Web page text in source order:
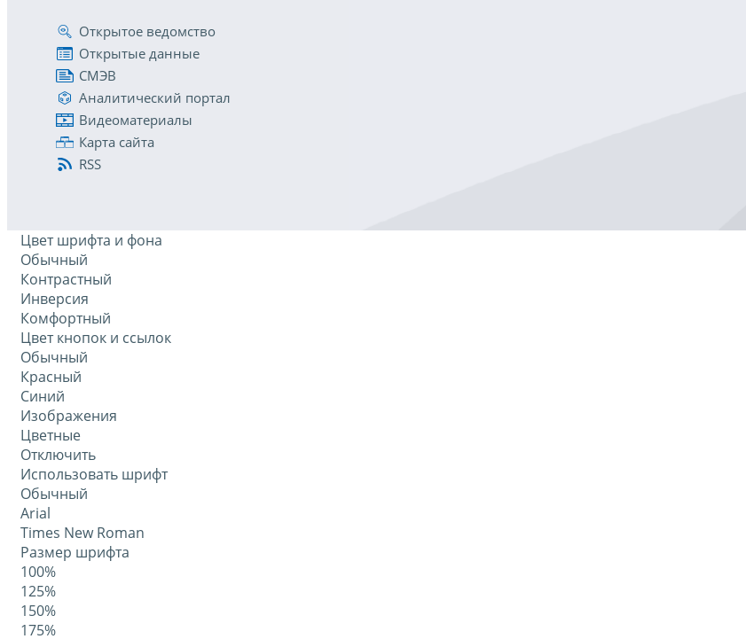
Открытое ведомство
Открытые данные
СМЭВ
Аналитический портал
Видеоматериалы
Карта сайта
RSS
Цвет шрифта и фона
Обычный
Контрастный
Инверсия
Комфортный
Цвет кнопок и ссылок
Обычный
Красный
Синий
Изображения
Цветные
Отключить
Использовать шрифт
Обычный
Arial
Times New Roman
Размер шрифта
100%
125%
150%
175%